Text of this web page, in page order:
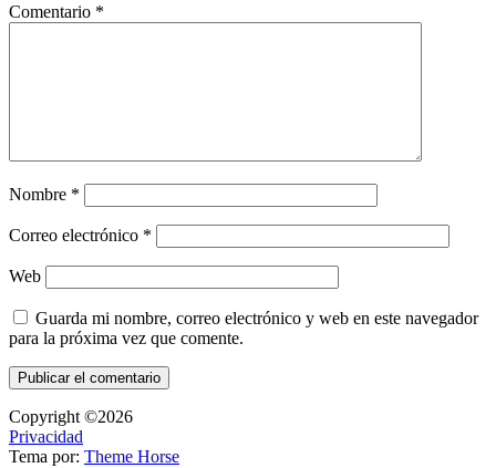
Comentario *
Nombre *
Correo electrónico *
Web
Guarda mi nombre, correo electrónico y web en este navegador
para la próxima vez que comente.
Copyright ©2026
Privacidad
Tema por: Theme Horse